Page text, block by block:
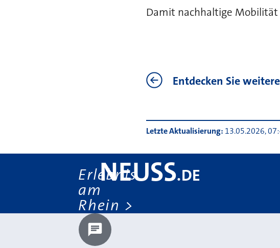
Damit nachhaltige Mobilität
Entdecken Sie
Letzte Aktualisierung 13.05.2026,
Erlebnis
am
Rhein
NEUSS.DE
Chatbot laden?